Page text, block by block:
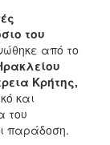
του
από το
Κρήτης,
και
του
παράδοση.